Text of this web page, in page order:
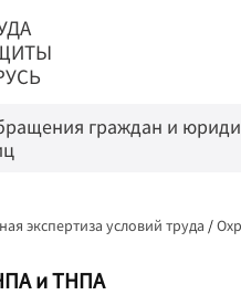
граждан и
экспертиза условий труда /
и ТНПА